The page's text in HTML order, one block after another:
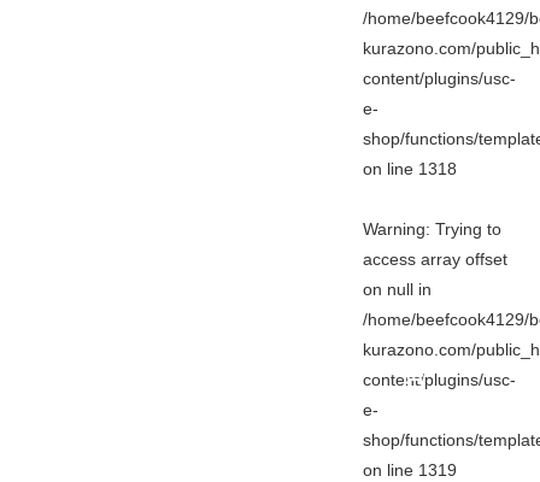
/home/beefcook4129/
kurazono.com/
content/plugins/usc-
e-
shop/functions/
on line 1318
Warning: Trying to
access array offset
on null in
/home/beefcook4129/
kurazono.com/
content/plugins/usc-
e-
shop/functions/
on line 1319